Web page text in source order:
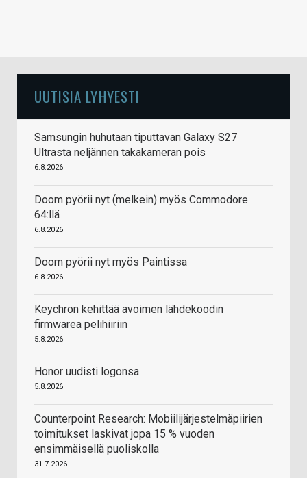
UUTISIA LYHYESTI
Samsungin huhutaan tiputtavan Galaxy S27
Ultrasta neljännen takakameran pois
6.8.2026
Doom pyörii nyt (melkein) myös Commodore
64:llä
6.8.2026
Doom pyörii nyt myös Paintissa
6.8.2026
Keychron kehittää avoimen lähdekoodin
firmwarea pelihiiriin
5.8.2026
Honor uudisti logonsa
5.8.2026
Counterpoint Research: Mobiilijärjestelmäpiirien
toimitukset laskivat jopa 15 % vuoden
ensimmäisellä puoliskolla
31.7.2026